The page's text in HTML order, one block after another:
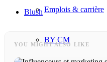
Emplois & carrière
BY CM
Blush
YOU MIGHT ALSO LIKE